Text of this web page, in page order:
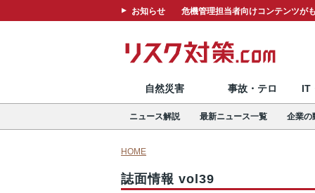
お知らせ 危機管理担当者向けコンテンツが
自然災害 事故・テロ IT
ニュース解説 最新ニュース一覧 企業の
HOME
誌面情報 vol39